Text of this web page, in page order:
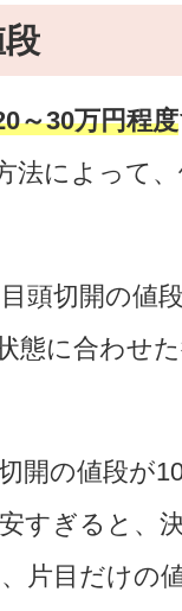
～30万円程度
法によって
頭切開の値
態に合わせ
開の値段が
すぎると、
片目だけの